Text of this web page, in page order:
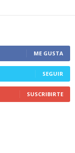
ME GUSTA
SEGUIR
SUSCRIBIRTE